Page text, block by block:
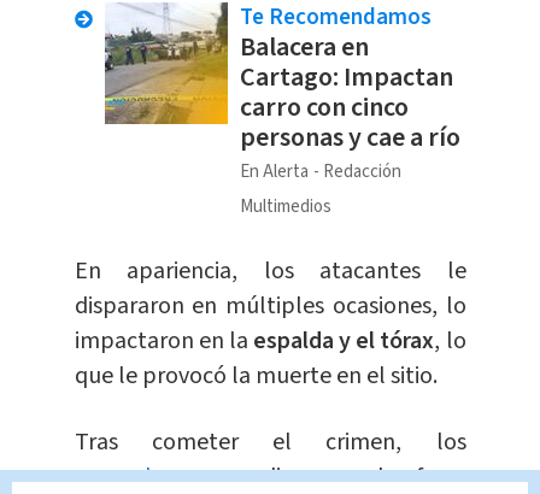
Te Recomendamos
Balacera en
Cartago: Impactan
carro con cinco
personas y cae a río
En Alerta
Redacción
Multimedios
En apariencia, los atacantes le
dispararon en múltiples ocasiones, lo
impactaron en la espalda y el tórax, lo
que le provocó la muerte en el sitio.
Tras cometer el crimen, los
sospechosos se dieron a la fuga.